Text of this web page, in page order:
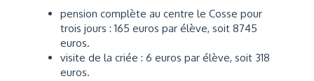
pension complète au centre le Cosse pour
trois jours : 165 euros par élève, soit 8745
euros.
visite de la criée : 6 euros par élève, soit 318
euros.